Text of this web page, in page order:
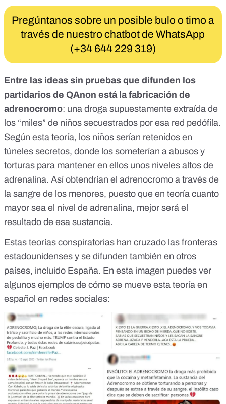
Pregúntanos sobre un posible bulo o timo a
través de nuestro chatbot de WhatsApp
(+34 644 229 319)
Entre las ideas sin pruebas que difunden los
partidarios de QAnon está la fabricación de
adrenocromo: una droga supuestamente extraída de
los “miles” de niños secuestrados por esa red pedófila.
Según esta teoría, los niños serían retenidos en
túneles secretos, donde los someterían a abusos y
torturas para mantener en ellos unos niveles altos de
adrenalina. Así obtendrían el adrenocromo a través de
la sangre de los menores, puesto que en teoría cuanto
mayor sea el nivel de adrenalina, mejor será el
resultado de esa sustancia.
Estas teorías conspiratorias han cruzado las fronteras
estadounidenses y se difunden también en otros
países, incluido España. En esta imagen puedes ver
algunos ejemplos de cómo se mueve esta teoría en
español en redes sociales: